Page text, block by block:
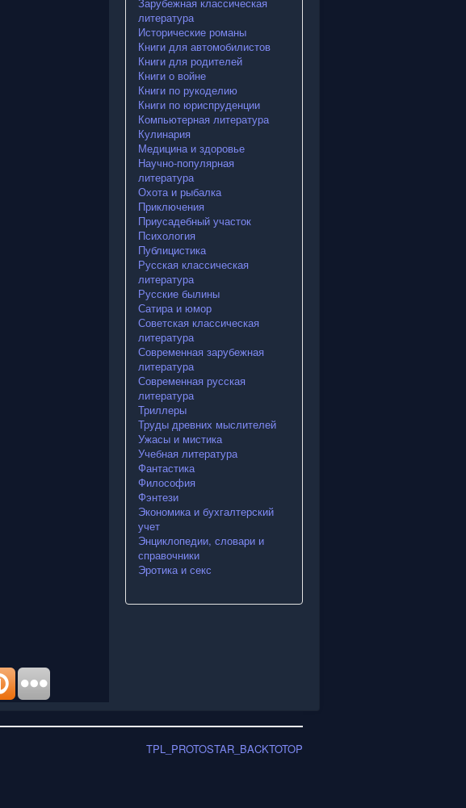
литература
Исторические романы
Книги для автомобилистов
Книги для родителей
Книги о войне
Книги по рукоделию
Книги по юриспруденции
Компьютерная литература
Кулинария
Медицина и здоровье
Научно-популярная
литература
Охота и рыбалка
Приключения
Приусадебный участок
Психология
Публицистика
Русская классическая
литература
Русские былины
Сатира и юмор
Советская классическая
литература
Современная зарубежная
литература
Современная русская
литература
Триллеры
Труды древних мыслителей
Ужасы и мистика
Учебная литература
Фантастика
Философия
Фэнтези
Экономика и бухгалтерский
учет
Энциклопедии, словари и
справочники
Эротика и секс
TPL_PROTOSTAR_BACKTOTOP